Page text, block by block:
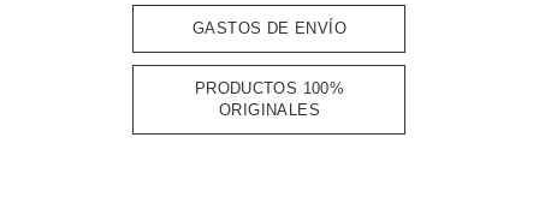
GASTOS DE ENVÍO
PRODUCTOS 100%
ORIGINALES